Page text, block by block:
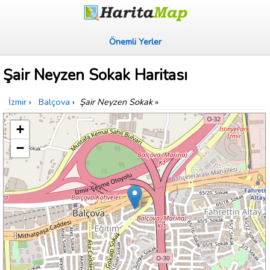
Önemli Yerler
Şair Neyzen Sokak Haritası
İzmir › Balçova › Şair Neyzen Sokak»
+
−